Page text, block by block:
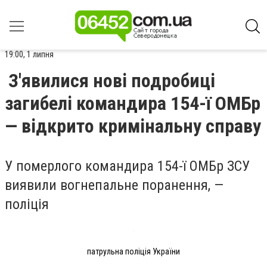
19:00, 1 липня
З'явилися нові подробиці
загибелі командира 154-ї ОМБр
— відкрито кримінальну справу
У померлого командира 154-ї ОМБр ЗСУ
виявили вогнепальне поранення, —
поліція
патрульна поліція України